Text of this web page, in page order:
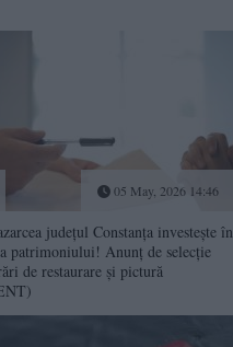
05 May, 2026 14:46
județul Constanța investește în
patrimoniului! Anunț de selecție
de restaurare și pictură